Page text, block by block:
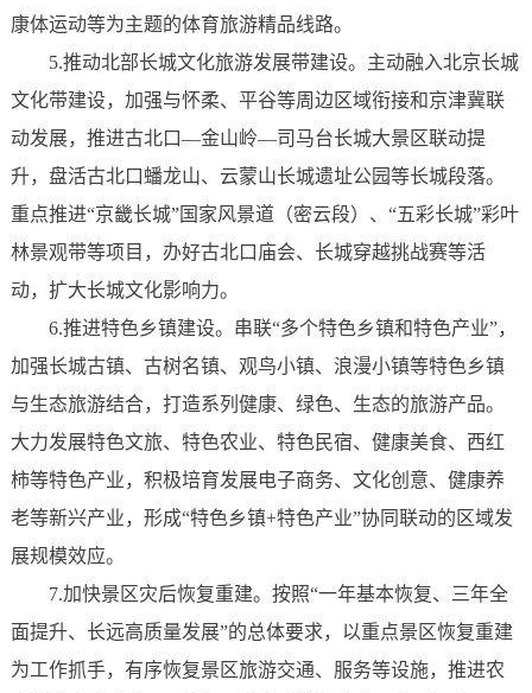
康体运动等为主题的体育旅游精品线路。
5.推动北部长城文化旅游发展带建设。主动融入北京长城
文化带建设，加强与怀柔、平谷等周边区域衔接和京津冀联
动发展，推进古北口—金山岭—司马台长城大景区联动提
升，盘活古北口蟠龙山、云蒙山长城遗址公园等长城段落。
重点推进“京畿长城”国家风景道（密云段）、“五彩长城”彩叶
林景观带等项目，办好古北口庙会、长城穿越挑战赛等活
动，扩大长城文化影响力。
6.推进特色乡镇建设。串联“多个特色乡镇和特色产业”，
加强长城古镇、古树名镇、观鸟小镇、浪漫小镇等特色乡镇
与生态旅游结合，打造系列健康、绿色、生态的旅游产品。
大力发展特色文旅、特色农业、特色民宿、健康美食、西红
柿等特色产业，积极培育发展电子商务、文化创意、健康养
老等新兴产业，形成“特色乡镇+特色产业”协同联动的区域发
展规模效应。
7.加快景区灾后恢复重建。按照“一年基本恢复、三年全
面提升、长远高质量发展”的总体要求，以重点景区恢复重建
为工作抓手，有序恢复景区旅游交通、服务等设施，推进农